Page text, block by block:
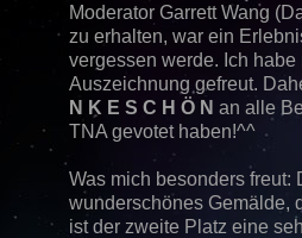
Moderator Garrett Wang
zu erhalten, war ein
vergessen werde. Ich
Auszeichnung gefreut.
N K E S C H Ö N an alle
TNA gevotet haben!^^
Was mich besonders freut:
wunderschönes Gemälde,
ist der zweite Platz eine